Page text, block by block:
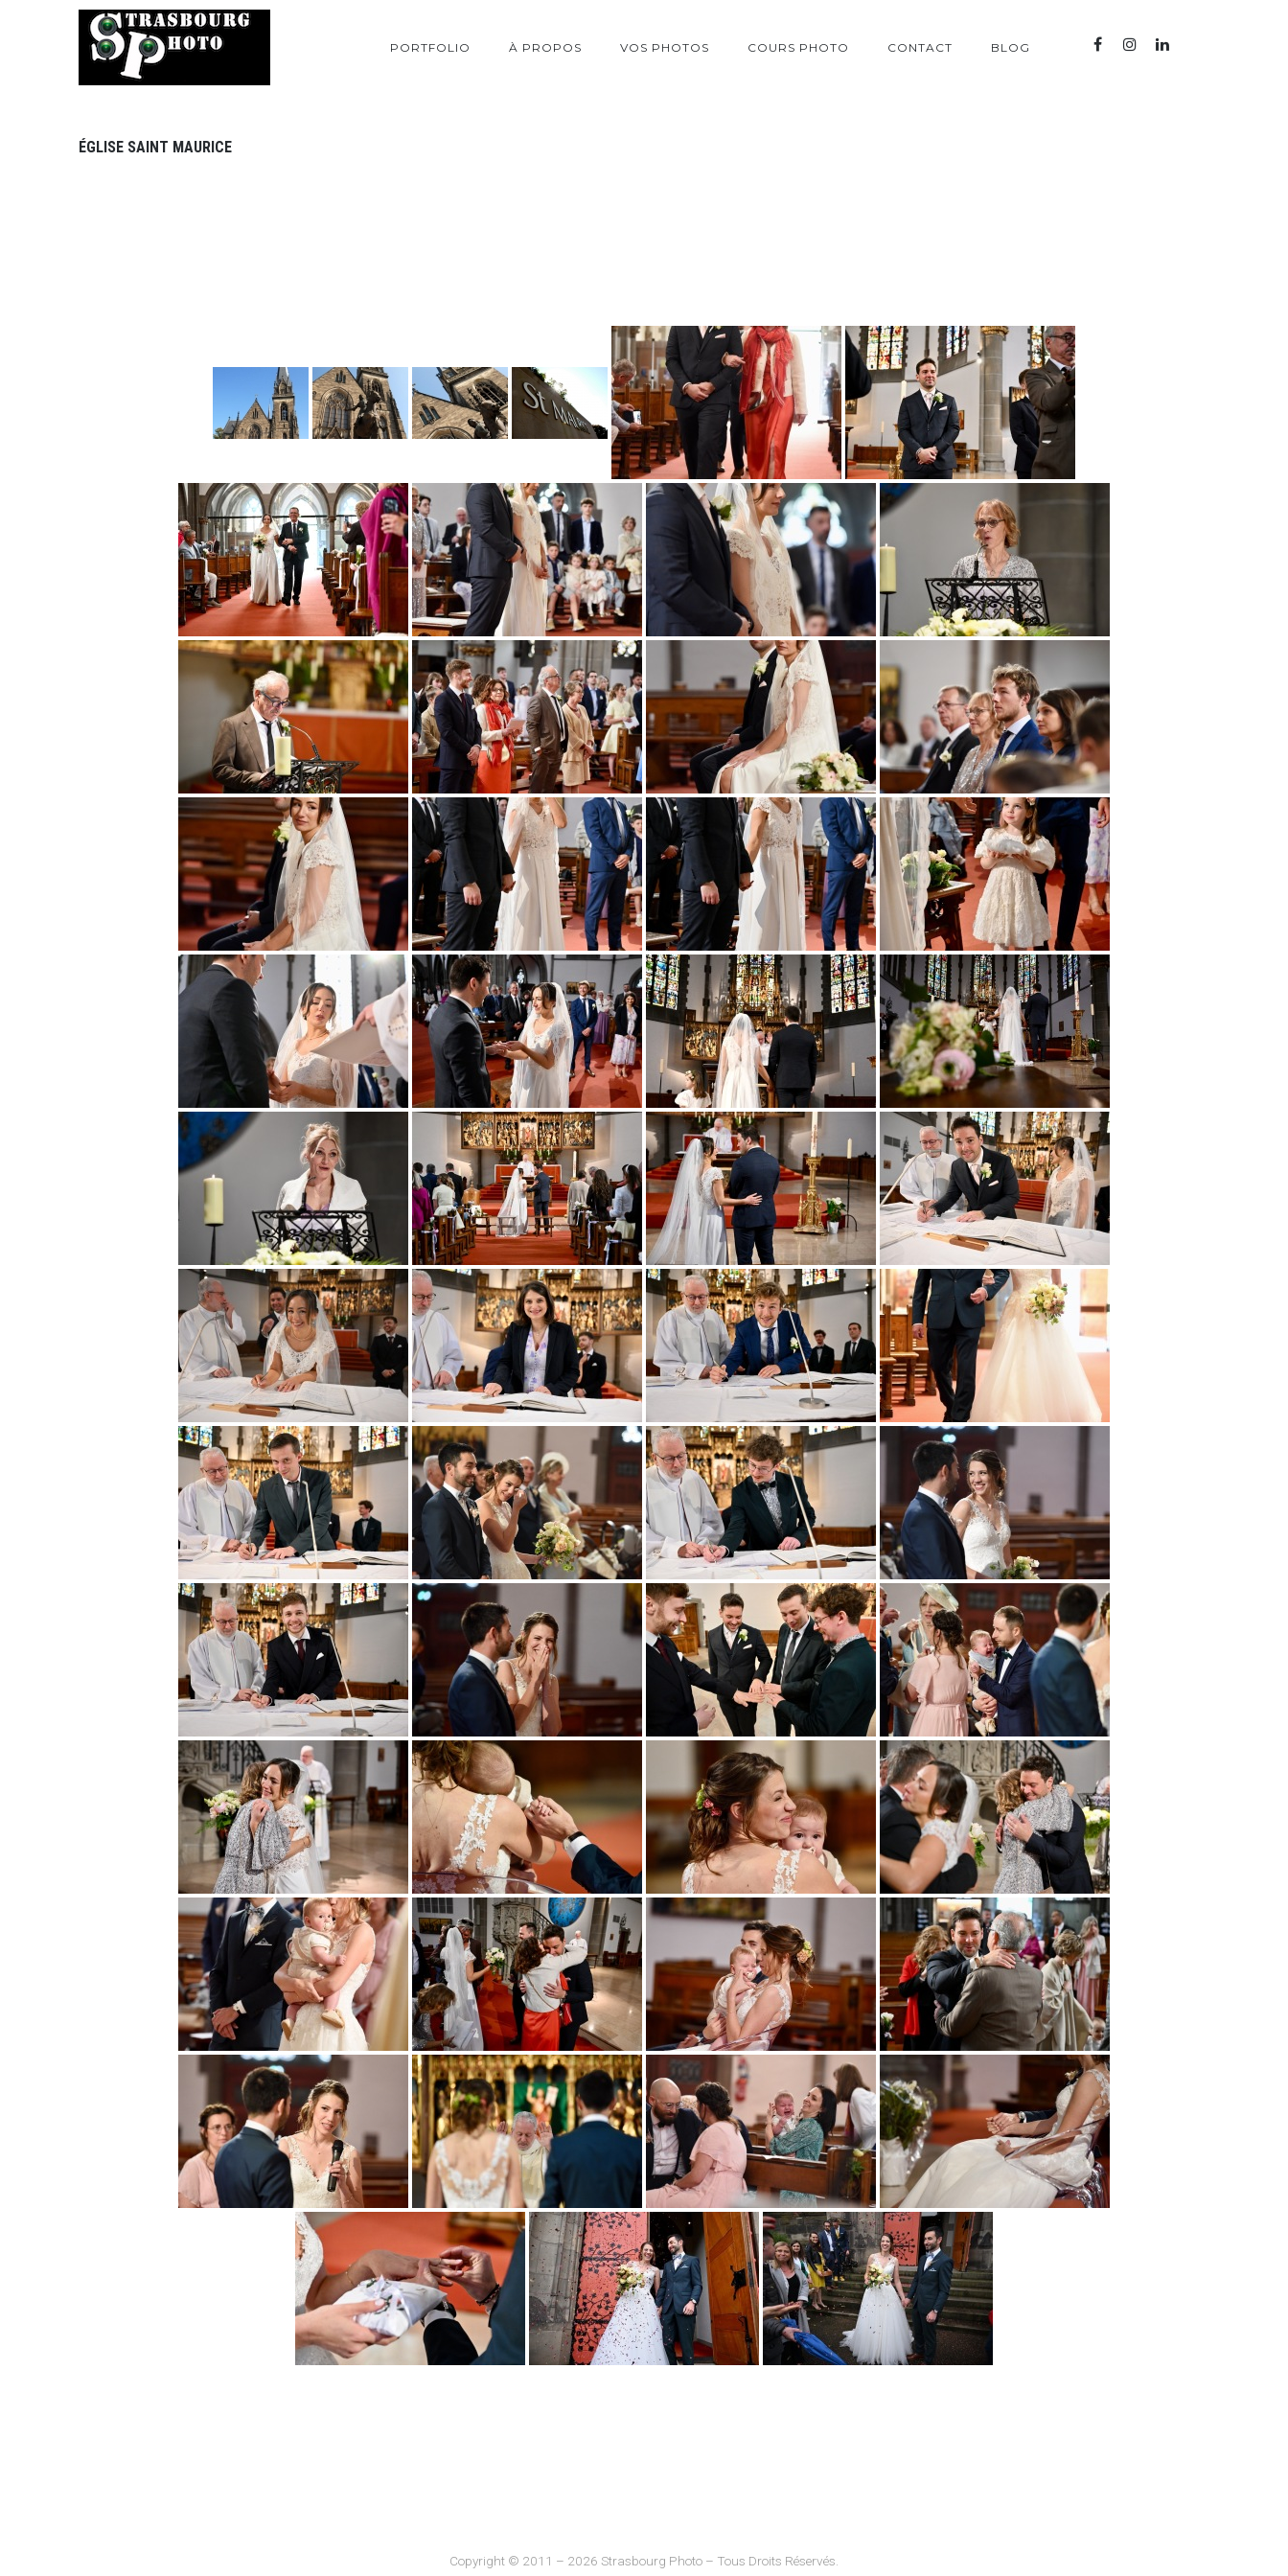
PORTFOLIO À PROPOS VOS PHOTOS COURS PHOTO CONTACT BLOG
ÉGLISE SAINT MAURICE
Copyright © 2011 – 2026 Strasbourg Photo – Tous Droits Réservés.